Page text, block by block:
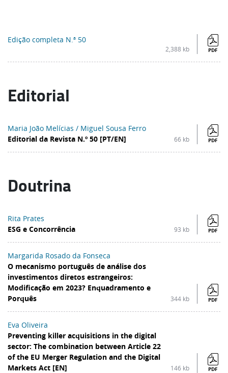
Edição completa N.ª 50
2,388 kb PDF
Editorial
Maria João Melícias / Miguel Sousa Ferro
Editorial da Revista N.º 50 [PT/EN]
66 kb PDF
Doutrina
Rita Prates
ESG e Concorrência
93 kb PDF
Margarida Rosado da Fonseca
O mecanismo português de análise dos
investimentos diretos estrangeiros:
Modificação em 2023? Enquadramento e
Porquês
344 kb PDF
Eva Oliveira
Preventing killer acquisitions in the digital
sector: The combination between Article 22
of the EU Merger Regulation and the Digital
Markets Act [EN]
146 kb PDF